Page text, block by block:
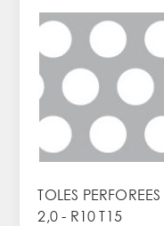
TOLES PERFOREES - trous ronds - 2000 x 1000 x
2,0 - R10 T15